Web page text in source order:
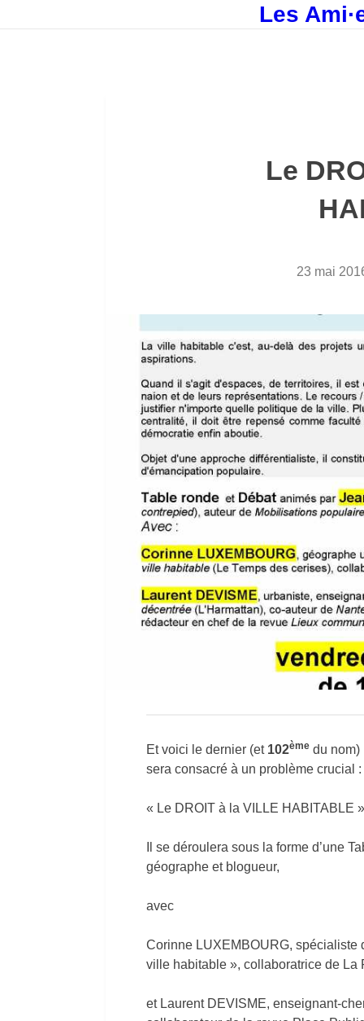
Les
Le
23 mai
Et voici le dernier (et 102ème du nom)
sera consacré à un problème crucial :
« Le DROIT à la VILLE HABITABLE
Il se déroulera sous la forme d’une
géographe et blogueur,
avec
Corinne LUXEMBOURG, spécialiste
ville habitable », collaboratrice de La
et Laurent DEVISME, enseignant-